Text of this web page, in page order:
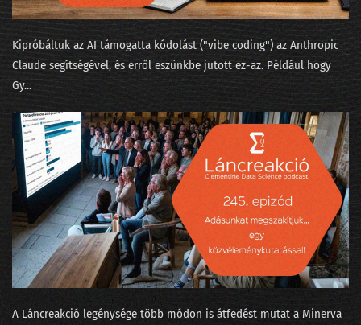
046 - Több-e reklámnál a metaverzum?
045 - Mi köze a szitakötő agyának az automatizált programozáshoz?
043 - Hány adatprojekt szakítja át a célszalagot?
042 - Téli időszámítás az MI-naptárban
041 - Mit láttunk a kristálygömbben?
040 - Évvége, bambulás, világbéke
039 - Az adatbányászok moziba mennek
038 - Hydroinfo és cica-mining
037 - Nők az adatbányában
Kipróbáltuk az AI támogatta kódolást ("⁠vibe coding⁠") az Anthropic
Claude segítségével, és erről eszünkbe jutott ez-az. Például hogy
Gy...
A Láncreakció legénysége több módon is átfedést mutat a Minerva